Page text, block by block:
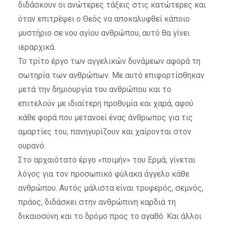
διδάσκουν οι ανώτερες τάξεις στις κατώτερες και
όταν επιτρέψει ο Θεός να αποκαλυφθεί κάποιο
μυστήριο σε νου αγίου ανθρώπου, αυτό θα γίνει
ιεραρχικά.
Το τρίτο έργο των αγγελικών δυνάμεων αφορά τη
σωτηρία των ανθρώπων. Με αυτό επιφορτίσθηκαν
μετά την δημιουργία του ανθρώπου και το
επιτελούν με ιδιαίτερη προθυμία και χαρά, αφού
κάθε φορά που μετανοεί ένας άνθρωπος για τις
αμαρτίες του, πανηγυρίζουν και χαίρονται στον
ουρανό.
Στο αρχαιότατο έργο «ποιμήν» του Ερμά, γίνεται
λόγος για τον προσωπικό φύλακα άγγελο κάθε
ανθρώπου. Αυτός μάλιστα είναι τρυφερός, σεμνός,
πράος, διδάσκει στην ανθρώπινη καρδιά τη
δικαιοσύνη και το δρόμο προς το αγαθό. Και άλλοι